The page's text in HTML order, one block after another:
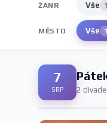
ŽÁNR Vše
MĚSTO Vše
7
SRP 2